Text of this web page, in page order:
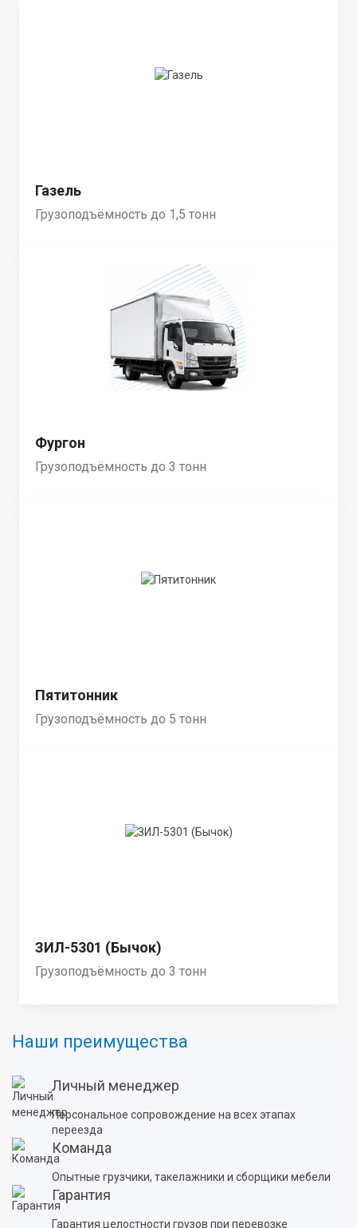
Газель
Грузоподъёмность до 1,5 тонн
Фургон
Грузоподъёмность до 3 тонн
Пятитонник
Грузоподъёмность до 5 тонн
ЗИЛ-5301 (Бычок)
Грузоподъёмность до 3 тонн
Наши преимущества
Личный менеджер
Персональное сопровождение на всех этапах
переезда
Команда
Опытные грузчики, такелажники и сборщики мебели
Гарантия
Гарантия целостности грузов при перевозке